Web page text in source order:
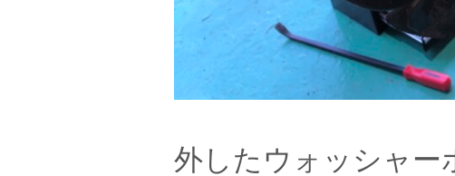
外したウォッシャー